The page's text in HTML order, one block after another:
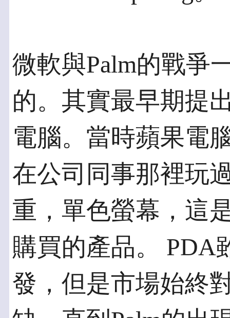
微軟與Palm的戰爭
的。其實最早期提
電腦。當時蘋果電
在公司同事那裡玩
重，單色螢幕，這
購買的產品。 PDA
發，但是市場始終